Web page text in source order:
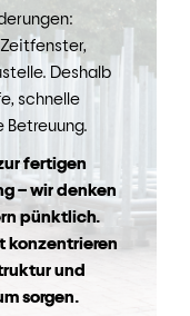
Deshalb
schnelle
Betreuung.
fertigen
– wir denken
pünktlich.
konzentrieren
und
sorgen.